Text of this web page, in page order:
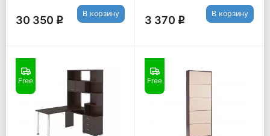
30 350 q
В корзину
3 370 q
В корзину
Free Free